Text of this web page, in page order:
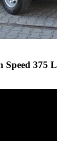
Speed 375 L